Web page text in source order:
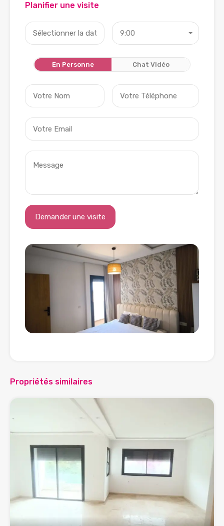
Planifier une visite
9:00
En Personne Chat Vidéo
Propriétés similaires